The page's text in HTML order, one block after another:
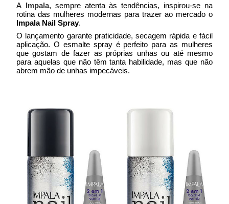
A Impala, sempre atenta às tendências, inspirou-se na
rotina das mulheres modernas para trazer ao mercado o
Impala Nail Spray.
O lançamento garante praticidade, secagem rápida e fácil
aplicação. O esmalte spray é perfeito para as mulheres
que gostam de fazer as próprias unhas ou até mesmo
para aquelas que não têm tanta habilidade, mas que não
abrem mão de unhas impecáveis.